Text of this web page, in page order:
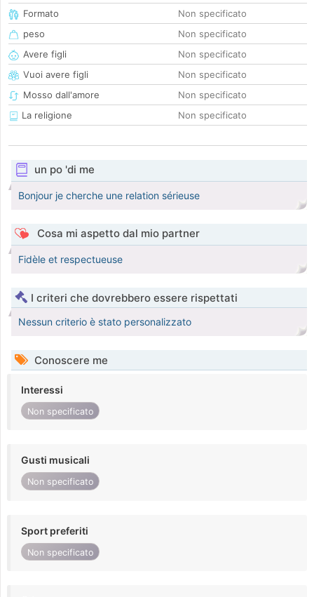
Formato
Non specificato
peso
Non specificato
Avere figli
Non specificato
Vuoi avere figli
Non specificato
Mosso dall'amore
Non specificato
La religione
Non specificato
un po 'di me
Bonjour je cherche une relation sérieuse
Cosa mi aspetto dal mio partner
Fidèle et respectueuse
I criteri che dovrebbero essere rispettati
Nessun criterio è stato personalizzato
Conoscere me
Interessi
Non specificato
Gusti musicali
Non specificato
Sport preferiti
Non specificato